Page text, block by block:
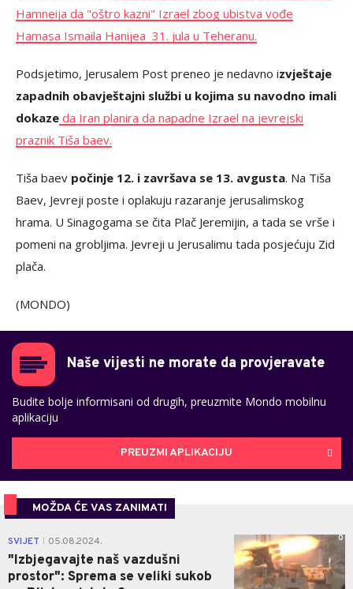
Hamneija da "oštro kazni" Izrael zbog ubistva vođe
Hamasa Ismaila Hanijea 31. jula u Teheranu.
Podsjetimo, Jerusalem Post preneo je nedavno izvještaje
zapadnih obavještajni službi u kojima su navodno imali
dokaze da Iran planira da napadne Izrael na jevrejski
praznik Tiša baev.
Tiša baev počinje 12. i završava se 13. avgusta. Na Tiša
Baev, Jevreji poste i oplakuju razaranje jerusalimskog
hrama. U Sinagogama se čita Plač Jeremijin, a tada se vrše i
pomeni na grobljima. Jevreji u Jerusalimu tada posjećuju Zid
plača.
(MONDO)
Naše vijesti ne morate da provjeravate
Budite bolje informisani od drugih, preuzmite Mondo mobilnu
aplikaciju
PREUZMI APLIKACIJU
MOŽDA ĆE VAS ZANIMATI
SVIJET 05.08.2024.
"Izbjegavajte naš vazdušni
prostor": Sprema se veliki sukob
0